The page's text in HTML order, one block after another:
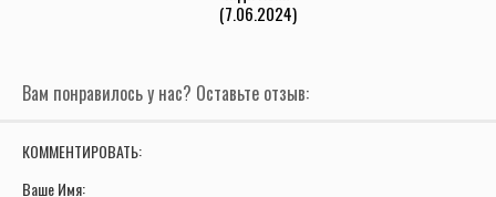
(7.06.2024)
Вам понравилось у нас? Оставьте отзыв:
КОММЕНТИРОВАТЬ:
Ваше Имя: